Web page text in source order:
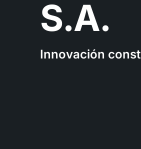
S.A.
Innovación